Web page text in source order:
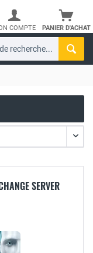
PANIER D'ACHAT
COMPTE
SERVER